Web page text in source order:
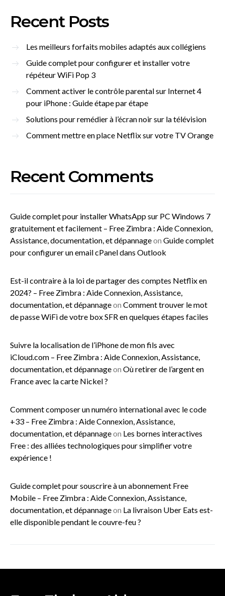
Recent Posts
Les meilleurs forfaits mobiles adaptés aux collégiens
Guide complet pour configurer et installer votre
répéteur WiFi Pop 3
Comment activer le contrôle parental sur Internet 4
pour iPhone : Guide étape par étape
Solutions pour remédier à l’écran noir sur la télévision
Comment mettre en place Netflix sur votre TV Orange
Recent Comments
Guide complet pour installer WhatsApp sur PC Windows 7
gratuitement et facilement – Free Zimbra : Aide Connexion,
Assistance, documentation, et dépannageon Guide complet
pour configurer un email cPanel dans Outlook
Est-il contraire à la loi de partager des comptes Netflix en
2024? – Free Zimbra : Aide Connexion, Assistance,
documentation, et dépannageon Comment trouver le mot
de passe WiFi de votre box SFR en quelques étapes faciles
Suivre la localisation de l’iPhone de mon fils avec
iCloud.com – Free Zimbra : Aide Connexion, Assistance,
documentation, et dépannageon Où retirer de l’argent en
France avec la carte Nickel ?
Comment composer un numéro international avec le code
+33 – Free Zimbra : Aide Connexion, Assistance,
documentation, et dépannageon Les bornes interactives
Free : des alliées technologiques pour simplifier votre
expérience !
Guide complet pour souscrire à un abonnement Free
Mobile – Free Zimbra : Aide Connexion, Assistance,
documentation, et dépannageon La livraison Uber Eats est-
elle disponible pendant le couvre-feu ?